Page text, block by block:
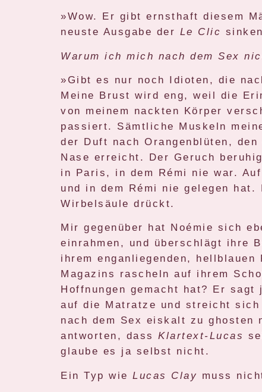
»Wow. Er gibt ernsthaft diesem
neuste Ausgabe der Le Clic
Warum ich mich nach dem Sex
»Gibt es nur noch Idioten, die
Meine Brust wird eng, weil die
von meinem nackten Körper
passiert. Sämtliche Muskeln
der Duft nach Orangenblüten,
Nase erreicht. Der Geruch
in Paris, in dem Rémi nie war.
und in dem Rémi nie gelegen
Wirbelsäule drückt.
Mir gegenüber hat Noémie sich
einrahmen, und überschlägt ihre
ihrem enganliegenden,
Magazins rascheln auf ihrem
Hoffnungen gemacht hat? Er
auf die Matratze und streicht
nach dem Sex eiskalt zu ghosten
antworten, dass Klartext-Lucas
glaube es ja selbst nicht.
Ein Typ wie Lucas Clay muss